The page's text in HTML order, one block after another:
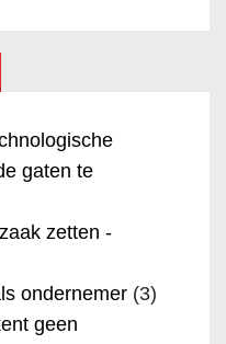
gaten te
zetten -
ondernemer (3)
geen